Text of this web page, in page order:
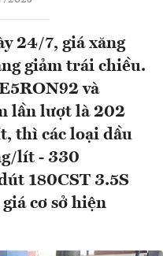
24/7, giá xăng
giảm trái chiều.
và
lần lượt là 202
thì các loại dầu
lít - 330
180CST 3.5S
cơ sở hiện